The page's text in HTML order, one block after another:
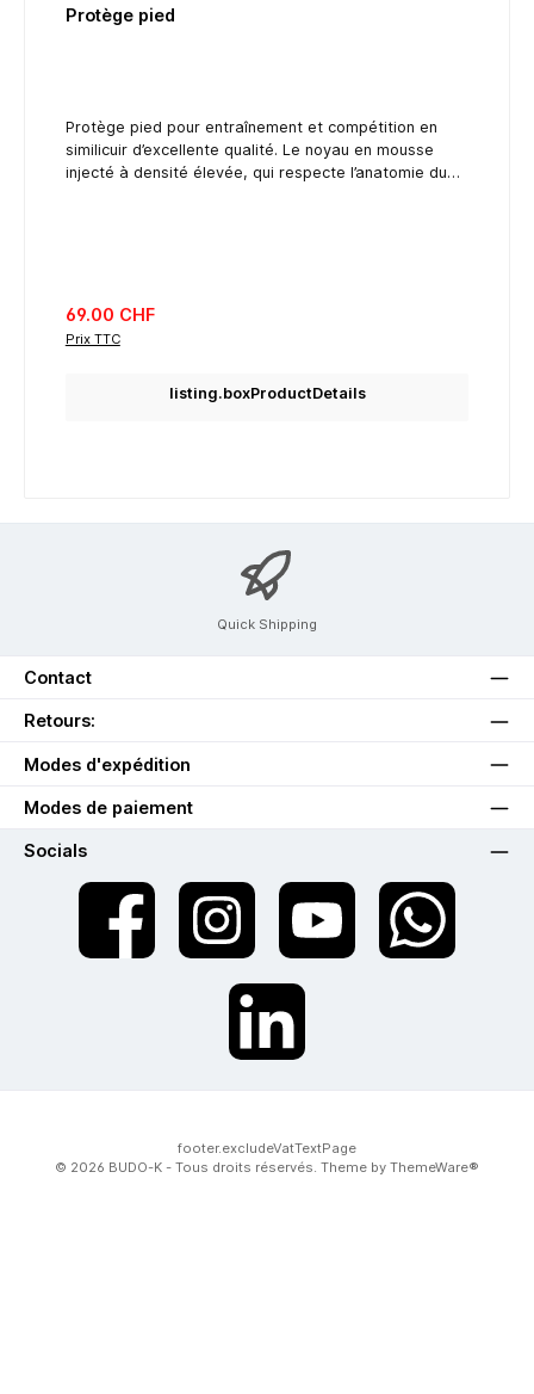
Protège pied
Protège pied pour entraînement et compétition en
similicuir d’excellente qualité. Le noyau en mousse
injecté à densité élevée, qui respecte l’anatomie du
listing.regularPriceLabel
69.00 CHF
Prix TTC
listing.boxProductDetails
Quick Shipping
Contact
Retours:
Modes d'expédition
Modes de paiement
Socials
twt.widget.communities.facebook.name
twt.widget.communities.instagram.name
twt.widget.communities.linkedin.name
footer.excludeVatTextPage
© 2026 BUDO-K - Tous droits réservés. Theme by ThemeWare®